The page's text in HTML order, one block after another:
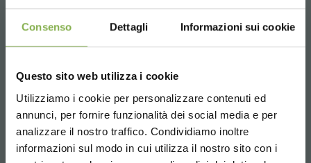
Consenso Dettagli Informazioni sui cookie
Questo sito web utilizza i cookie
Utilizziamo i cookie per personalizzare contenuti ed
annunci, per fornire funzionalità dei social media e per
analizzare il nostro traffico. Condividiamo inoltre
informazioni sul modo in cui utilizza il nostro sito con i
REGISTRATI E RISPARMIA
SUBITO!